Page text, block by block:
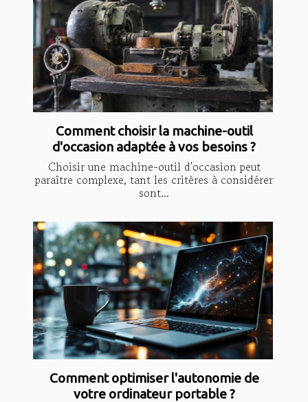
Comment choisir la machine-outil
d'occasion adaptée à vos besoins ?
Choisir une machine-outil d'occasion peut
paraître complexe, tant les critères à considérer
sont...
Comment optimiser l'autonomie de
votre ordinateur portable ?